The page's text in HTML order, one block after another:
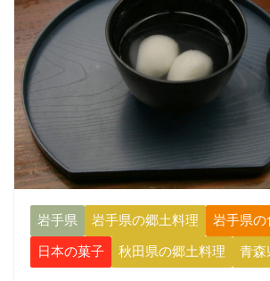
岩手県 岩手県の郷土料理
岩手県の
日本の菓子
秋田県の郷土料理 青森